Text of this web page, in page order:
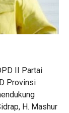
II Partai
Provinsi
H. Mashur